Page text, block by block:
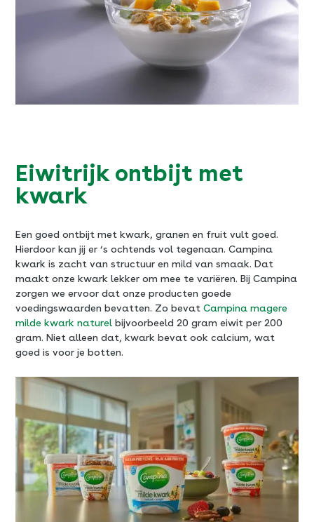
Eiwitrijk ontbijt met
kwark
Een goed ontbijt met kwark, granen en fruit vult goed.
Hierdoor kan jij er ‘s ochtends vol tegenaan. Campina
kwark is zacht van structuur en mild van smaak. Dat
maakt onze kwark lekker om mee te variëren. Bij Campina
zorgen we ervoor dat onze producten goede
voedingswaarden bevatten. Zo bevat Campina magere
milde kwark naturel bijvoorbeeld 20 gram eiwit per 200
gram. Niet alleen dat, kwark bevat ook calcium, wat
goed is voor je botten.